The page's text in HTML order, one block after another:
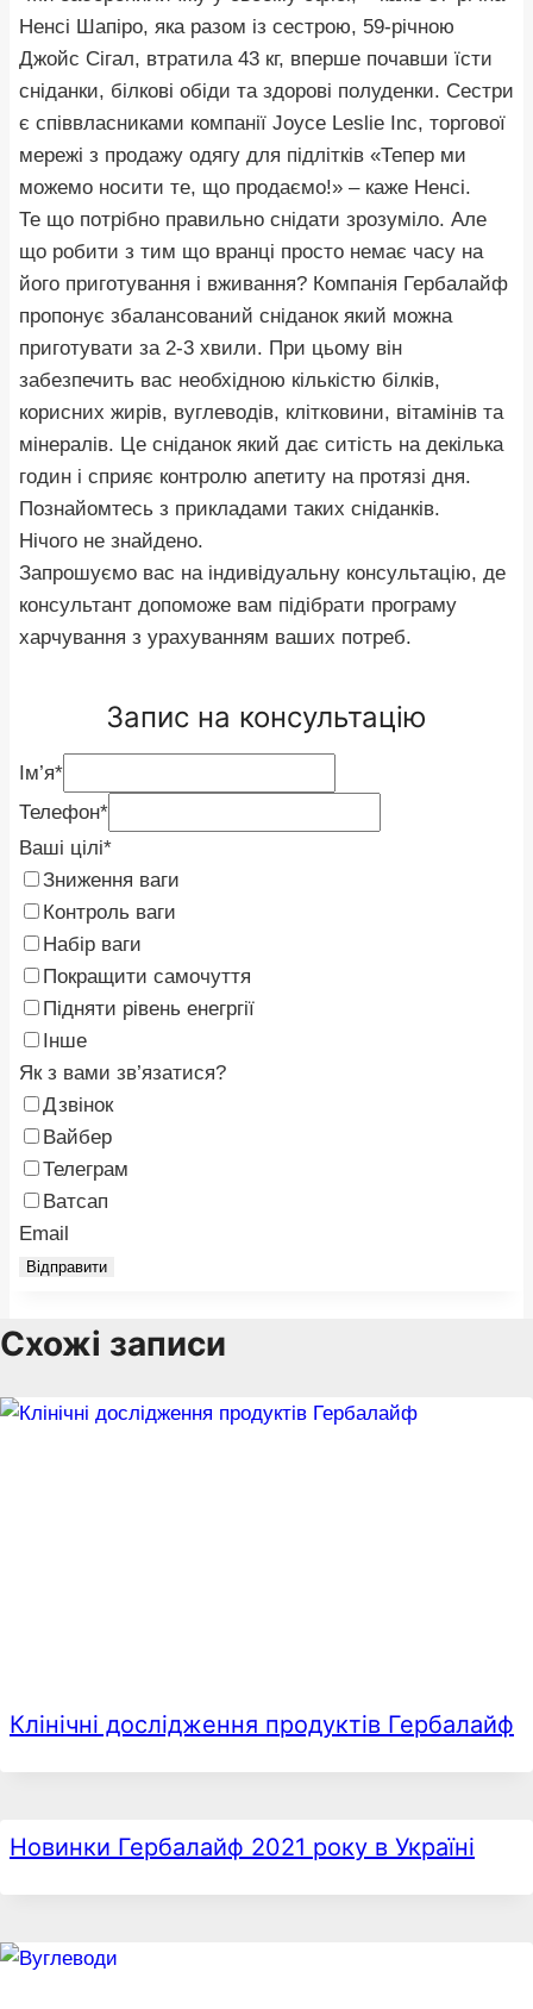
Ненсі Шапіро, яка разом із сестрою, 59-річною
Джойс Сігал, втратила 43 кг, вперше почавши їсти
сніданки, білкові обіди та здорові полуденки. Сестри
є співвласниками компанії Joyce Leslie Inc, торгової
мережі з продажу одягу для підлітків «Тепер ми
можемо носити те, що продаємо!» – каже Ненсі.
Те що потрібно правильно снідати зрозуміло. Але
що робити з тим що вранці просто немає часу на
його приготування і вживання? Компанія Гербалайф
пропонує збалансований сніданок який можна
приготувати за 2-3 хвили. При цьому він
забезпечить вас необхідною кількістю білків,
корисних жирів, вуглеводів, клітковини, вітамінів та
мінералів. Це сніданок який дає ситість на декілька
годин і сприяє контролю апетиту на протязі дня.
Познайомтесь з прикладами таких сніданків.
Нічого не знайдено.
Запрошуємо вас на індивідуальну консультацію, де
консультант допоможе вам підібрати програму
харчування з урахуванням ваших потреб.
Запис на консультацію
Ім’я*
Телефон*
Ваші цілі*
Зниження ваги
Контроль ваги
Набір ваги
Покращити самочуття
Підняти рівень енегргії
Інше
Як з вами зв’язатися?
Дзвінок
Вайбер
Телеграм
Ватсап
Email
Відправити
Схожі записи
Клінічні дослідження продуктів Гербалайф
Новинки Гербалайф 2021 року в Україні